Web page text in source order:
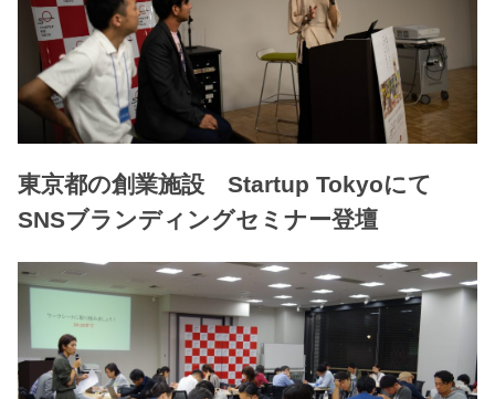
東京都の創業施設 Startup Tokyoにて
SNSブランディングセミナー登壇